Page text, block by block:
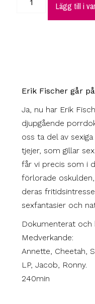
Lägg till i
Erik Fischer går
Ja, nu har Erik
djupgående
oss ta del av
tjejer, som gillar
får vi precis som i
förlorade
deras
sexfantasier och
Dokumenterat och
Medverkande:
Annette, Cheetah,
LP, Jacob, Ronny.
240min